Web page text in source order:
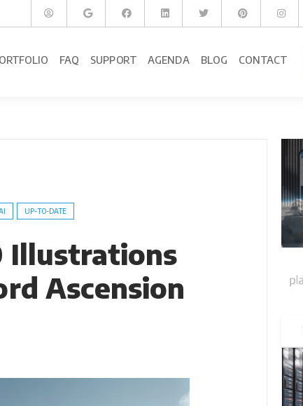
FAQ SUPPORT AGENDA BLOG CONTACT
UP-TO-DATE
Illustrations
Ascension